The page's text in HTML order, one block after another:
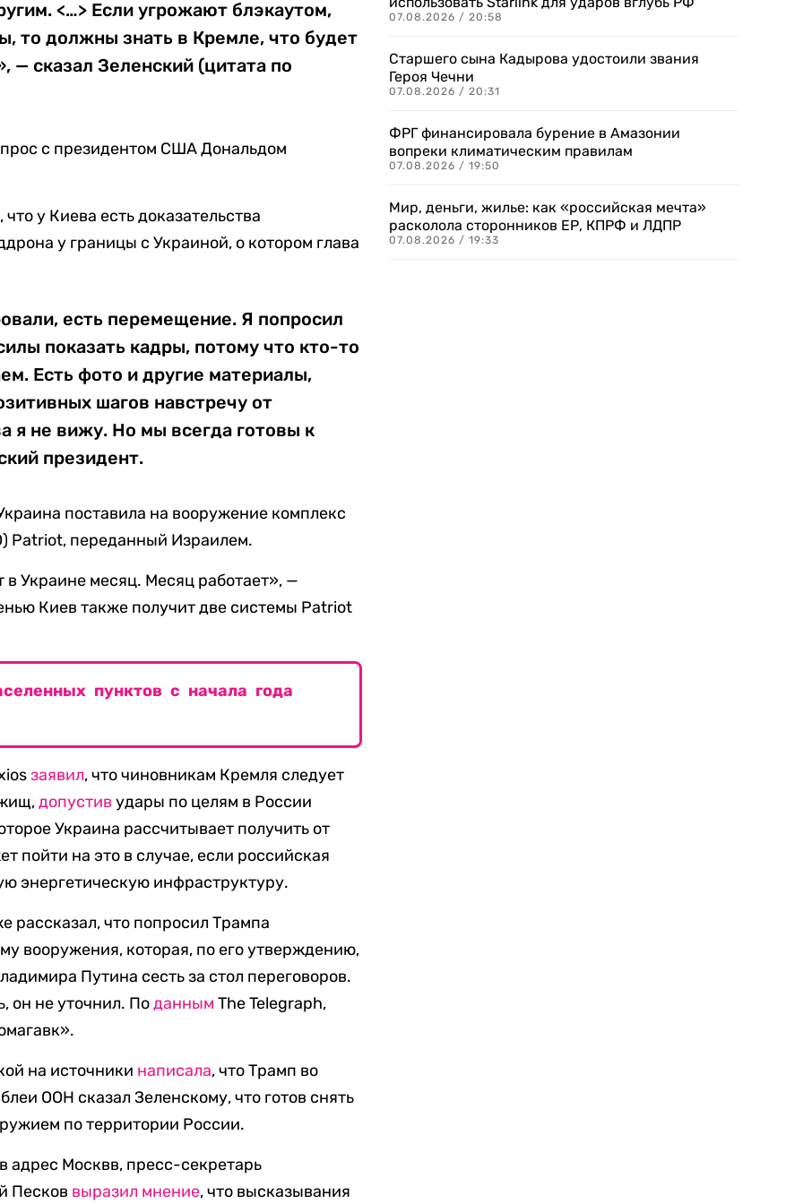
<…> Если угрожают блэкаутом,
то должны знать в Кремле, что будет
— сказал Зеленский (цитата по
с президентом США Дональдом
у Киева есть доказательства
у границы с Украиной, о котором глава
есть перемещение. Я попросил
показать кадры, потому что кто-то
Есть фото и другие материалы,
шагов навстречу от
я не вижу. Но мы всегда готовы к
президент.
поставила на вооружение комплекс
Patriot, переданный Израилем.
Украине месяц. Месяц работает», —
Киев также получит две системы Patriot
пунктов с начала года
заявил, что чиновникам Кремля следует
допустив удары по целям в России
Украина рассчитывает получить от
пойти на это в случае, если российская
энергетическую инфраструктуру.
рассказал, что попросил Трампа
вооружения, которая, по его утверждению,
Путина сесть за стол переговоров.
он не уточнил. Поданным The Telegraph,
на источники написала, что Трамп во
ООН сказал Зеленскому, что готов снять
по территории России.
адрес Москвв, пресс-секретарь
Песков выразил мнение, что высказывания
07.08.2026 / 20:58
Старшего сына Кадырова удостоили звания
Героя Чечни
07.08.2026 / 20:31
ФРГ финансировала бурение в Амазонии
вопреки климатическим правилам
07.08.2026 / 19:50
Мир, деньги, жилье: как «российская мечта»
расколола сторонников ЕР, КПРФ и ЛДПР
07.08.2026 / 19:33